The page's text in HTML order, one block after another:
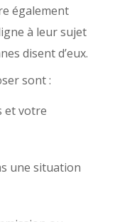
également
à leur sujet
disent d’eux.
sont :
et votre
une situation